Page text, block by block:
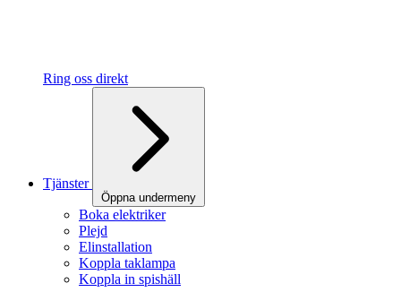
Ring oss direkt
Tjänster
Öppna undermeny
Boka elektriker
Plejd
Elinstallation
Koppla taklampa
Koppla in spishäll